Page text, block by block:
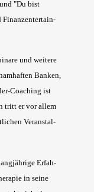
"Du bist
Finan­zenter­tain­
und wei­te­re
Ban­ken,
Coa­ching ist
tritt er vor allem
Ver­an­stal­
Erfah­
in sei­ne